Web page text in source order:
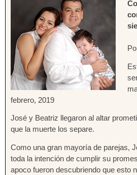
febrero, 2019
José y Beatriz llegaron al altar
que la muerte los separe.
Como una gran mayoría de parejas,
toda la intención de cumplir su
apoco fueron descubriendo que esto